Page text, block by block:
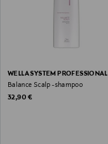
WELLA SYSTEM PROFESSIONAL
Balance Scalp -shampoo
Original Price
32,90 €